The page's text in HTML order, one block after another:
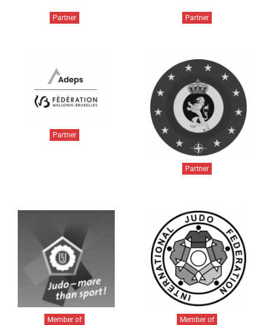
Partner Partner
Partner
Partner
Member of Member of